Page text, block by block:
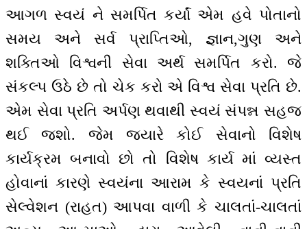
આગળ સ્વયં ને સમર્પિત કર્યાં એમ હવે પોતાનો
સમય અને સર્વ પ્રાપ્તિઓ, જ્ઞાન,ગુણ અને
શક્તિઓ વિશ્વની સેવા અર્થ સમર્પિત કરો.‌‌ જે
સંકલ્પ ઉઠે છે તો ચેક કરો એ વિશ્વ સેવા પ્રતિ છે.
એમ સેવા પ્રતિ અર્પણ થવાથી સ્વયં સંપન્ન સહજ
થઈ જશો. જેમ જ્યારે કોઈ સેવાનો વિશેષ
કાર્યક્રમ બનાવો છો તો વિશેષ કાર્ય માં વ્યસ્ત
હોવાનાં કારણે સ્વયંના આરામ કે સ્વયનાં પ્રતિ
સેલ્વેશન (રાહત) આપવા વાળી કે ચાલતાં-ચાલતાં